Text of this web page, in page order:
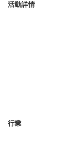
活動詳情
行業